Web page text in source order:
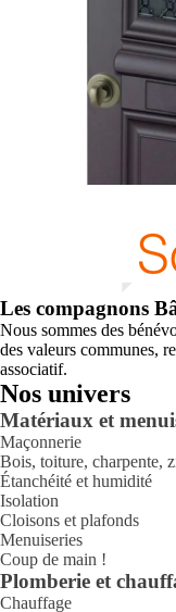
Les compagnons
Nous sommes des
des valeurs communes,
associatif.
Nos univers
Matériaux et
Maçonnerie
Bois, toiture, charpente,
Étanchéité et humidité
Isolation
Cloisons et plafonds
Menuiseries
Coup de main !
Plomberie et
Chauffage